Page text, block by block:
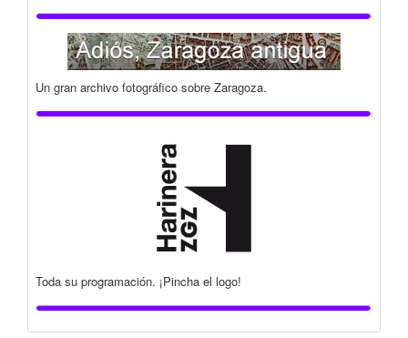
Un gran archivo fotográfico sobre Zaragoza.
Toda su programación. ¡Pincha el logo!